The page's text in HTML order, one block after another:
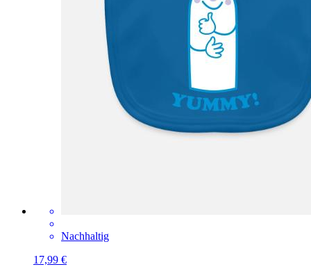
Nachhaltig
17,99 €